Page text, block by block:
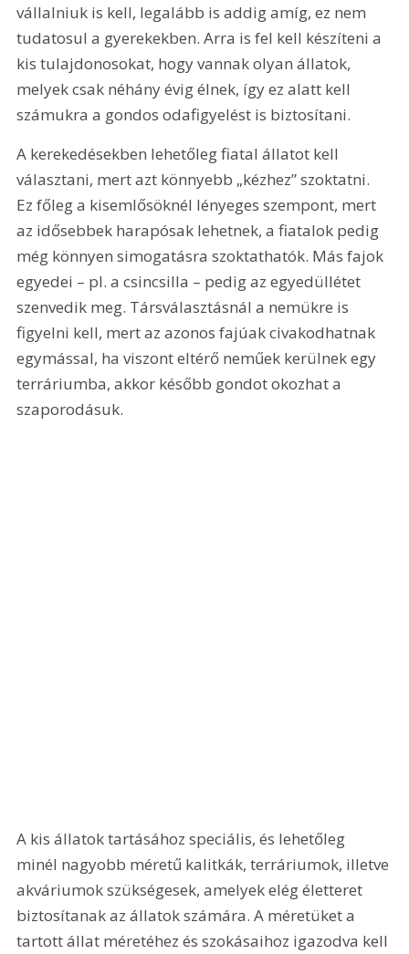
vállalniuk is kell, legalább is addig amíg, ez nem
tudatosul a gyerekekben. Arra is fel kell készíteni a
kis tulajdonosokat, hogy vannak olyan állatok,
melyek csak néhány évig élnek, így ez alatt kell
számukra a gondos odafigyelést is biztosítani.
A kerekedésekben lehetőleg fiatal állatot kell
választani, mert azt könnyebb „kézhez” szoktatni.
Ez főleg a kisemlősöknél lényeges szempont, mert
az idősebbek harapósak lehetnek, a fiatalok pedig
még könnyen simogatásra szoktathatók. Más fajok
egyedei – pl. a csincsilla – pedig az egyedüllétet
szenvedik meg. Társválasztásnál a nemükre is
figyelni kell, mert az azonos fajúak civakodhatnak
egymással, ha viszont eltérő neműek kerülnek egy
terráriumba, akkor később gondot okozhat a
szaporodásuk.
A kis állatok tartásához speciális, és lehetőleg
minél nagyobb méretű kalitkák, terráriumok, illetve
akváriumok szükségesek, amelyek elég életteret
biztosítanak az állatok számára. A méretüket a
tartott állat méretéhez és szokásaihoz igazodva kell